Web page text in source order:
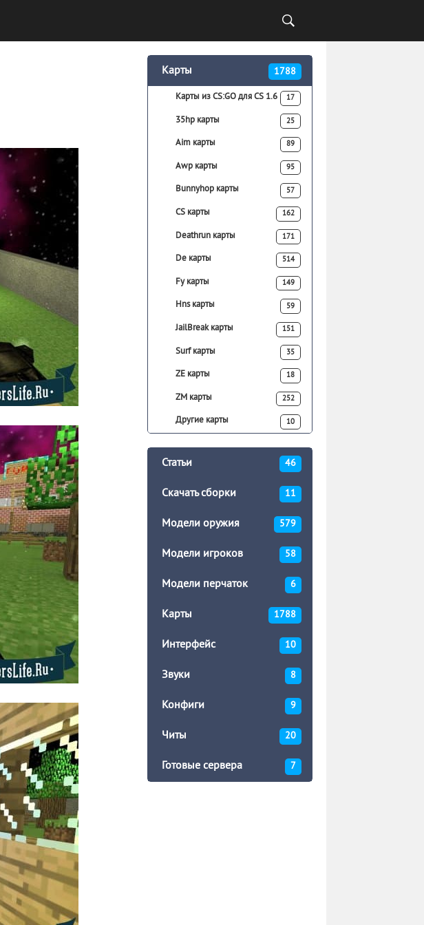
Карты 1788
Карты из CS:GO для CS 1.6 17
35hp карты 25
Aim карты 89
Awp карты 95
Bunnyhop карты 57
CS карты 162
Deathrun карты 171
De карты 514
Fy карты 149
Hns карты 59
JailBreak карты 151
Surf карты 35
ZE карты 18
ZM карты 252
Другие карты 10
Статьи 46
Скачать сборки 11
Модели оружия 579
Модели игроков 58
Модели перчаток 6
Карты 1788
Интерфейс 10
Звуки 8
Конфиги 9
Читы 20
Готовые сервера 7